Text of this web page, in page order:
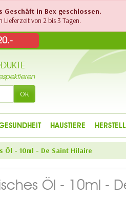
Geschäft in Bex geschlossen.
Lieferzeit von 2 bis 3 Tagen.
OK
HAUSTIERE
Öl - 10ml - De Saint Hilaire
Öl - 10ml -